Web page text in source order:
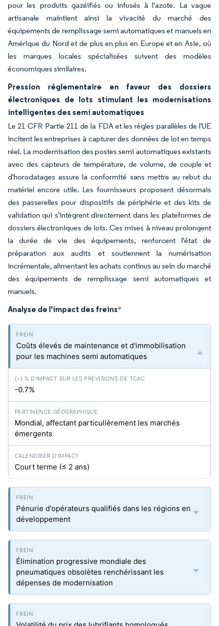
pour les produits gazéifiés ou infusés à l'azote. La vague
artisanale maintient ainsi la vivacité du marché des
équipements de remplissage semi automatiques et manuels en
Amérique du Nord et de plus en plus en Europe et en Asie, où
les marques locales spécialisées suivent des modèles
économiques similaires.
Pression réglementaire en faveur des dossiers
électroniques de lots stimulant les modernisations
intelligentes des semi automatiques
Le 21 CFR Partie 211 de la FDA et les règles parallèles de l'UE
incitent les entreprises à capturer des données de lot en temps
réel. La modernisation des postes semi automatiques existants
avec des capteurs de température, de volume, de couple et
d'horodatages assure la conformité sans mettre au rebut du
matériel encore utile. Les fournisseurs proposent désormais
des passerelles pour dispositifs de périphérie et des kits de
validation qui s'intègrent directement dans les plateformes de
dossiers électroniques de lots. Ces mises à niveau prolongent
la durée de vie des équipements, renforcent l'état de
préparation aux audits et soutiennent la numérisation
incrémentale, alimentant les achats continus au sein du marché
des équipements de remplissage semi automatiques et
manuels.
Analyse de l'impact des freins*
Coûts élevés de maintenance et d'immobilisation
pour les machines semi automatiques
-0.7%
Mondial, affectant particulièrement les marchés
émergents
Court terme (≤ 2 ans)
Pénurie d'opérateurs qualifiés dans les régions en
développement
Élimination progressive mondiale des
pneumatiques obsolètes renchérissant les
dépenses de modernisation